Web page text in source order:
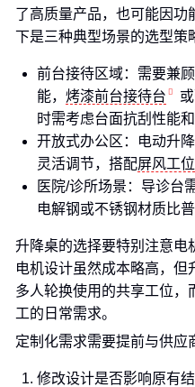
了高质量产品，也可能因功
下是三种典型场景的选型策
前台接待区域：需要兼
能， 烤漆前台接待台
时需考虑台面抗刮性能
开放式办公区：电动升
灵活调节，搭配屏风工位
医院/诊所场景：导诊台
电解钢或不锈钢材质比
升降桌的选择要特别注意电
电机设计虽然成本略高，
多人轮换使用的共享工位，
工的日常需求。
定制化需求需要提前与供应
修改设计是否影响原有